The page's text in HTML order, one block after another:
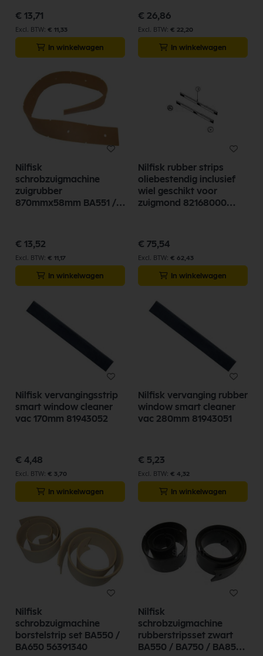
€ 13,71
€ 11,33
In winkelwagen
€ 26,86
€ 22,20
In winkelwagen
Nilfisk
schrobzuigmachine
zuigrubber
870mmx58mm BA551 /
€ 13,52
€ 11,17
In winkelwagen
Nilfisk rubber strips
oliebestendig inclusief
wiel geschikt voor
zuigmond 82168000
€ 75,54
€ 62,43
In winkelwagen
Nilfisk vervangingsstrip
smart window cleaner
vac 170mm 81943052
€ 4,48
€ 3,70
In winkelwagen
Nilfisk vervanging rubber
window smart cleaner
vac 280mm 81943051
€ 5,23
€ 4,32
In winkelwagen
Nilfisk
schrobzuigmachine
borstelstrip set BA550 /
BA650 56391340
Nilfisk
schrobzuigmachine
rubberstripsset zwart
BA550 / BA750 / BA850